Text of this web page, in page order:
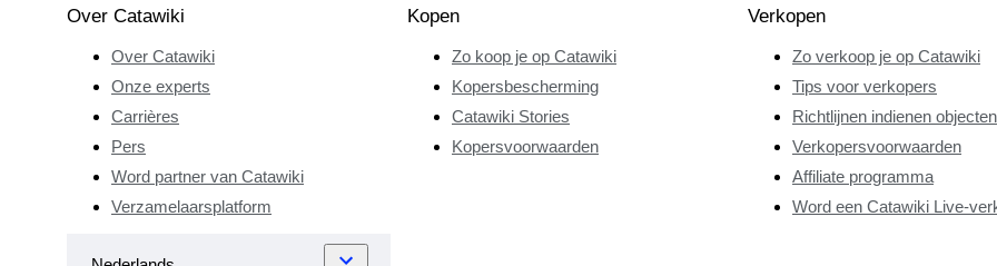
Over Catawiki
Over Catawiki
Onze experts
Carrières
Pers
Word partner van Catawiki
Verzamelaarsplatform
Kopen
Zo koop je op Catawiki
Kopersbescherming
Catawiki Stories
Kopersvoorwaarden
Verkopen
Zo verkoop je op Catawiki
Tips voor verkopers
Richtlijnen indienen objecten
Verkopersvoorwaarden
Affiliate programma
Word een Catawiki Live-